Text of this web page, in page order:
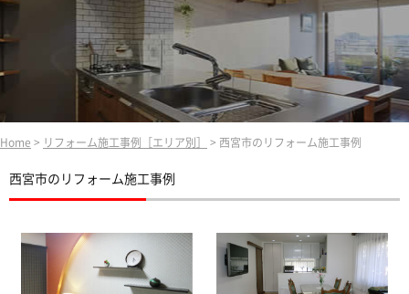
Home > リフォーム施工事例［エリア別］ > 西宮市のリフォーム施工事例
西宮市のリフォーム施工事例